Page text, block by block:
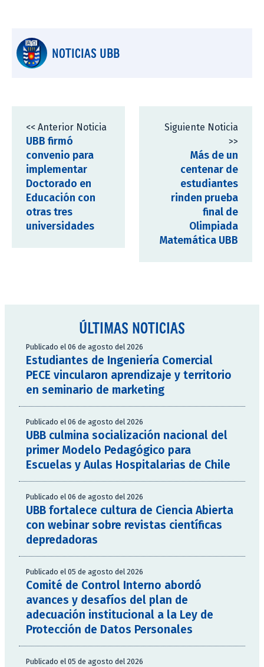
NOTICIAS UBB
<< Anterior Noticia
UBB firmó
convenio para
implementar
Doctorado en
Educación con
otras tres
universidades
Siguiente Noticia
>>
Más de un
centenar de
estudiantes
rinden prueba
final de
Olimpiada
Matemática UBB
ÚLTIMAS NOTICIAS
Publicado el 06 de agosto del 2026
Estudiantes de Ingeniería Comercial
PECE vincularon aprendizaje y territorio
en seminario de marketing
Publicado el 06 de agosto del 2026
UBB culmina socialización nacional del
primer Modelo Pedagógico para
Escuelas y Aulas Hospitalarias de Chile
Publicado el 06 de agosto del 2026
UBB fortalece cultura de Ciencia Abierta
con webinar sobre revistas científicas
depredadoras
Publicado el 05 de agosto del 2026
Comité de Control Interno abordó
avances y desafíos del plan de
adecuación institucional a la Ley de
Protección de Datos Personales
Publicado el 05 de agosto del 2026